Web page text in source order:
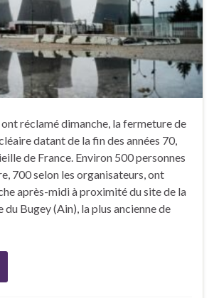
réclamé dimanche, la fermeture de
datant de la fin des années 70,
de France. Environ 500 personnes
700 selon les organisateurs, ont
après-midi à proximité du site de la
Bugey (Ain), la plus ancienne de